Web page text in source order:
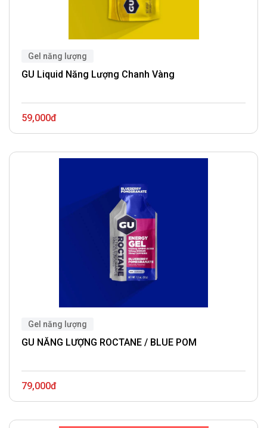
Gel năng lượng
GU Liquid Năng Lượng Chanh Vàng
59,000đ
Gel năng lượng
GU NĂNG LƯỢNG ROCTANE / BLUE POM
79,000đ